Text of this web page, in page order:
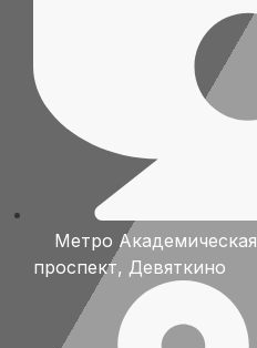
Метро Академическая
проспект, Девяткино